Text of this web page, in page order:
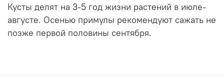
Кусты делят на 3-5 год жизни растений в июле-
августе. Осенью примулы рекомендуют сажать не
позже первой половины сентября.